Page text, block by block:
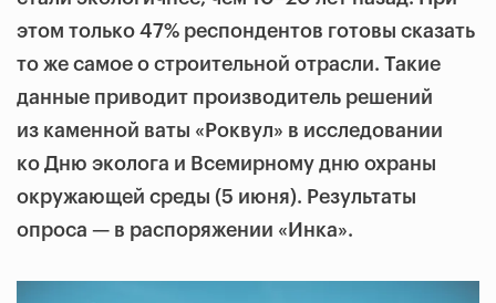
этом только 47% респондентов готовы сказать
то же самое о строительной отрасли. Такие
данные приводит производитель решений
из каменной ваты «Роквул» в исследовании
ко Дню эколога и Всемирному дню охраны
окружающей среды (5 июня). Результаты
опроса — в распоряжении «Инка».